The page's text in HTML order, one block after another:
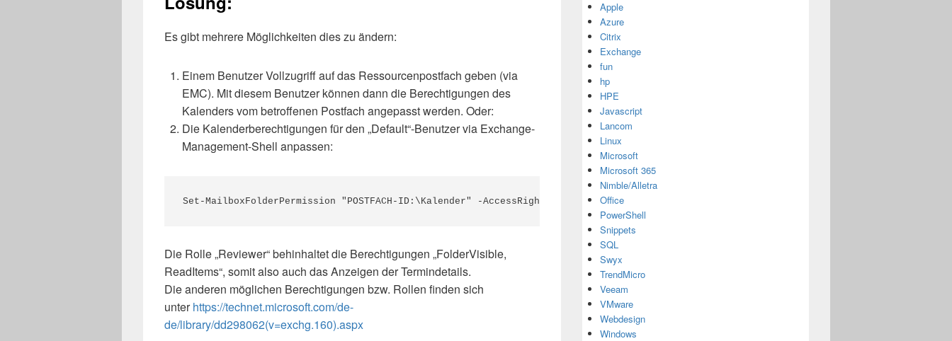
Es gibt mehrere Möglichkeiten dies zu ändern:
Einem Benutzer Vollzugriff auf das Ressourcenpostfach geben (via
EMC). Mit diesem Benutzer können dann die Berechtigungen des
Kalenders vom betroffenen Postfach angepasst werden. Oder:
Die Kalenderberechtigungen für den „Default“-Benutzer via Exchange-
Management-Shell anpassen:
Set-MailboxFolderPermission "POSTFACH-ID:\Kalender" -AccessRights Reviewer -User Default
Die Rolle „Reviewer“ behinhaltet die Berechtigungen „FolderVisible,
ReadItems“, somit also auch das Anzeigen der Termindetails.
Die anderen möglichen Berechtigungen bzw. Rollen finden sich
unterhttps://technet.microsoft.com/de-
de/library/dd298062(v=exchg.160).aspx
Apple
Azure
Citrix
Exchange
fun
hp
HPE
Javascript
Lancom
Linux
Microsoft
Microsoft 365
Nimble/Alletra
Office
PowerShell
Snippets
SQL
Swyx
TrendMicro
Veeam
VMware
Webdesign
Windows